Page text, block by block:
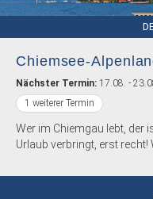
Chiemsee-
Nächster Termin: 17.08. -
1 weiterer Termin
Wer im Chiemgau lebt, der
Urlaub verbringt, erst recht!